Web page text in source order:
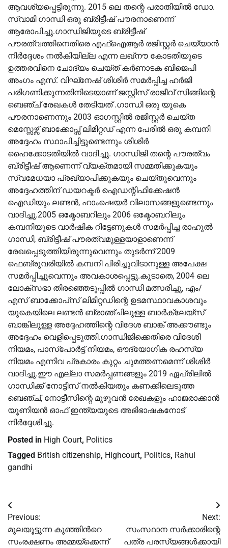
ആവശ്യപ്പെട്ടിരുന്നു. 2015 ലെ തന്റെ പരാതിയിൽ ഡോ.
സ്വാമി ഗാന്ധി ഒരു ബ്രിട്ടീഷ് പൗരനാണെന്ന്
ആരോപിച്ചു.ഗാന്ധിജിയുടെ ബ്രിട്ടീഷ്
പൗരത്വത്തിനെതിരെ എഫ്‌ഐആർ രജിസ്റ്റർ ചെയ്യാൻ
നിർദ്ദേശം നൽകിയില്ല എന്ന ലഖ്‌നൗ കോടതിയുടെ
ഉത്തരവിനെ ചോദ്യം ചെയ്ത് കർണാടക ബിജെപി
അംഗം എസ്. വിഘ്‌നേഷ് ശിശിർ സമർപ്പിച്ച ഹർജി
പരിഗണിക്കുന്നതിനിടെയാണ് ജസ്റ്റിസ് രാജീവ് സിങ്ങിന്റെ
ബെഞ്ച് രേഖകൾ തേടിയത് .ഗാന്ധി ഒരു യുകെ
പൗരനാണെന്നും 2003 ഓഗസ്റ്റിൽ രജിസ്റ്റർ ചെയ്ത
മെസ്സേഴ്സ് ബാക്കോപ്സ് ലിമിറ്റഡ് എന്ന പേരിൽ ഒരു കമ്പനി
അദ്ദേഹം സ്ഥാപിച്ചിട്ടുണ്ടെന്നും ശിശിർ
ഹൈക്കോടതിയിൽ വാദിച്ചു. ഗാന്ധിജി തന്റെ പൗരത്വം
ബ്രിട്ടീഷ് ആണെന്ന് വ്യക്തമായി സമ്മതിക്കുകയും
സ്വമേധയാ പ്രഖ്യാപിക്കുകയും ചെയ്തുവെന്നും
അദ്ദേഹത്തിന് ഡയറക്ടർ ഐഡന്റിഫിക്കേഷൻ
ഐഡിയും ലണ്ടൻ, ഹാംഷെയർ വിലാസങ്ങളുണ്ടെന്നും
വാദിച്ചു.2005 ഒക്ടോബറിലും 2006 ഒക്ടോബറിലും
കമ്പനിയുടെ വാർഷിക റിട്ടേണുകൾ സമർപ്പിച്ച രാഹുൽ
ഗാന്ധി, ബ്രിട്ടീഷ് പൗരത്വമുള്ളയാളാണെന്ന്
രേഖപ്പെടുത്തിയിരുന്നുവെന്നും തുടർന്ന് 2009
ഫെബ്രുവരിയിൽ കമ്പനി പിരിച്ചുവിടാനുള്ള അപേക്ഷ
സമർപ്പിച്ചുവെന്നും അവകാശപ്പെട്ടു.കൂടാതെ, 2004 ലെ
ലോക്‌സഭാ തിരഞ്ഞെടുപ്പിൽ ഗാന്ധി മത്സരിച്ചു, എം/
എസ് ബാക്കോപ്‌സ് ലിമിറ്റഡിന്റെ ഉടമസ്ഥാവകാശവും
യുകെയിലെ ലണ്ടൻ ബ്രാഞ്ചിലുള്ള ബാർക്ലേയ്‌സ്
ബാങ്കിലുള്ള അദ്ദേഹത്തിന്റെ വിദേശ ബാങ്ക് അക്കൗണ്ടും
അദ്ദേഹം വെളിപ്പെടുത്തി.ഗാന്ധിജിക്കെതിരെ വിദേശി
നിയമം, പാസ്‌പോർട്ട് നിയമം, ഔദ്യോഗിക രഹസ്യ
നിയമം എന്നിവ പ്രകാരം കുറ്റം ചുമത്തണമെന്ന് ശിശിർ
വാദിച്ചു.ഈ എല്ലാ സമര്‍പ്പണങ്ങളും 2019 ഏപ്രിലില്‍
ഗാന്ധിക്ക് നോട്ടീസ് നല്‍കിയതും കണക്കിലെടുത്ത
ബെഞ്ച്, നോട്ടീസിന്റെ മുഴുവന്‍ രേഖകളും ഹാജരാക്കാന്‍
യൂണിയന്‍ ഓഫ് ഇന്ത്യയുടെ അഭിഭാഷകനോട്
നിര്‍ദ്ദേശിച്ചു.
Posted in High Court, Politics
Tagged British citizenship, Highcourt, Politics, Rahul
gandhi
Post
navigation
Previous:
മുലയൂട്ടുന്ന കുഞ്ഞിന്‍റെ
സംരക്ഷണം അമ്മയ്‌ക്കെന്ന്
Next:
സംസ്ഥാന സർക്കാരിന്റെ
പത്ര പരസ്യങ്ങൾക്കായി